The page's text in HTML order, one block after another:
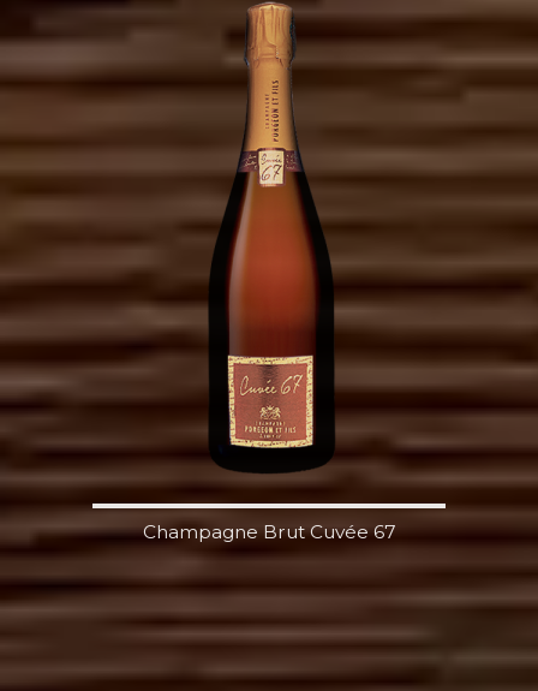
Champagne Brut Cuvée 67